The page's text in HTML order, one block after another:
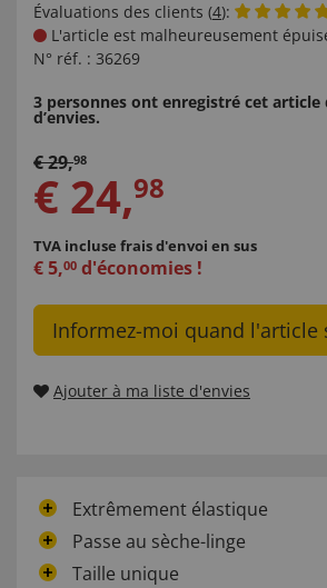
Évaluations des clients (4):
L'article est malheureusement
N° réf. : 36269
3 personnes ont enregistré cet article
d’envies.
€29,98
€ 24,98
TVA incluse frais d'envoi en sus
€5,00 d'économies !
Informez-moi quand l'article
Ajouter à ma liste d'envies
Extrêmement élastique
Passe au sèche-linge
Taille unique